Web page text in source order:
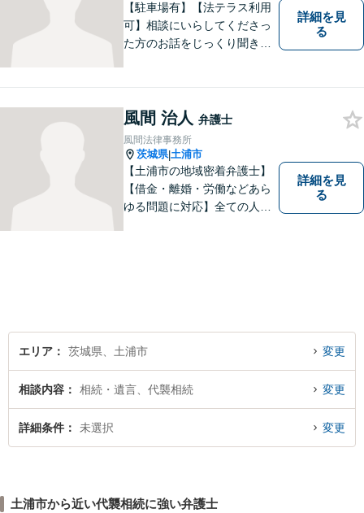
【駐車場有】【法テラス利用
可】相談にいらしてくださっ
た方のお話をじっくり聞き、
す。皆様が相談しやすい環境
を整えておりますので、お気
軽にご相談ください。
詳細を見
る
風間 治人 弁護士
風間法律事務所
茨城県|土浦市
【土浦市の地域密着弁護士】
【借金・離婚・労働などあら
ゆる問題に対応】全ての人へ
詳細を見
る
エリア 茨城県、土浦市 変更
相談内容 相続・遺言、代襲相続 変更
詳細条件 未選択 変更
土浦市から近い代襲相続に強い弁護士